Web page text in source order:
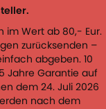
im Wert ab 80,- Eur.
zurücksenden –
abgeben. 10
Jahre Garantie auf
dem 24. Juli 2026
nach dem